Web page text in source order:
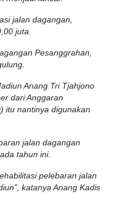
jalan dagangan,
juta.
Pesanggrahan,
Anang Tri Tjahjono
dari Anggaran
itu nantinya digunakan
jalan dagangan
tahun ini.
pelebaran jalan
katanya Anang Kadis